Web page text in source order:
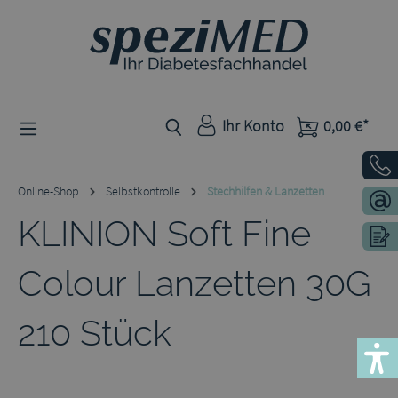
Zum Hauptinhalt springen
Ihr Konto 0,00 €*
Online-Shop Selbstkontrolle Stechhilfen & Lanzetten
KLINION Soft Fine
Colour Lanzetten 30G
210 Stück